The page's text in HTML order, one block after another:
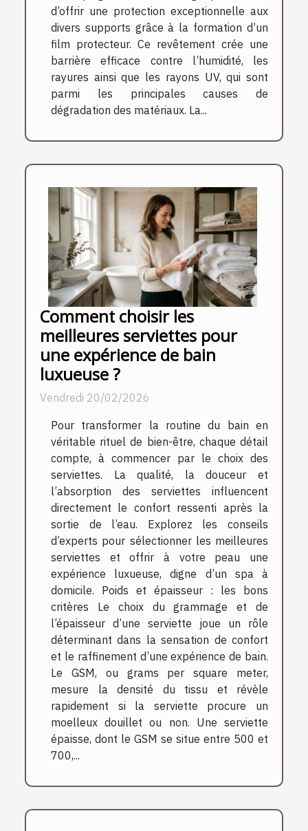
d’offrir une protection exceptionnelle aux
divers supports grâce à la formation d’un
film protecteur. Ce revêtement crée une
barrière efficace contre l’humidité, les
rayures ainsi que les rayons UV, qui sont
parmi les principales causes de
dégradation des matériaux. La...
Comment choisir les
meilleures serviettes pour
une expérience de bain
luxueuse ?
Vendredi 20/02/2026
Pour transformer la routine du bain en
véritable rituel de bien-être, chaque détail
compte, à commencer par le choix des
serviettes. La qualité, la douceur et
l’absorption des serviettes influencent
directement le confort ressenti après la
sortie de l’eau. Explorez les conseils
d’experts pour sélectionner les meilleures
serviettes et offrir à votre peau une
expérience luxueuse, digne d’un spa à
domicile. Poids et épaisseur : les bons
critères Le choix du grammage et de
l’épaisseur d’une serviette joue un rôle
déterminant dans la sensation de confort
et le raffinement d’une expérience de bain.
Le GSM, ou grams per square meter,
mesure la densité du tissu et révèle
rapidement si la serviette procure un
moelleux douillet ou non. Une serviette
épaisse, dont le GSM se situe entre 500 et
700,...